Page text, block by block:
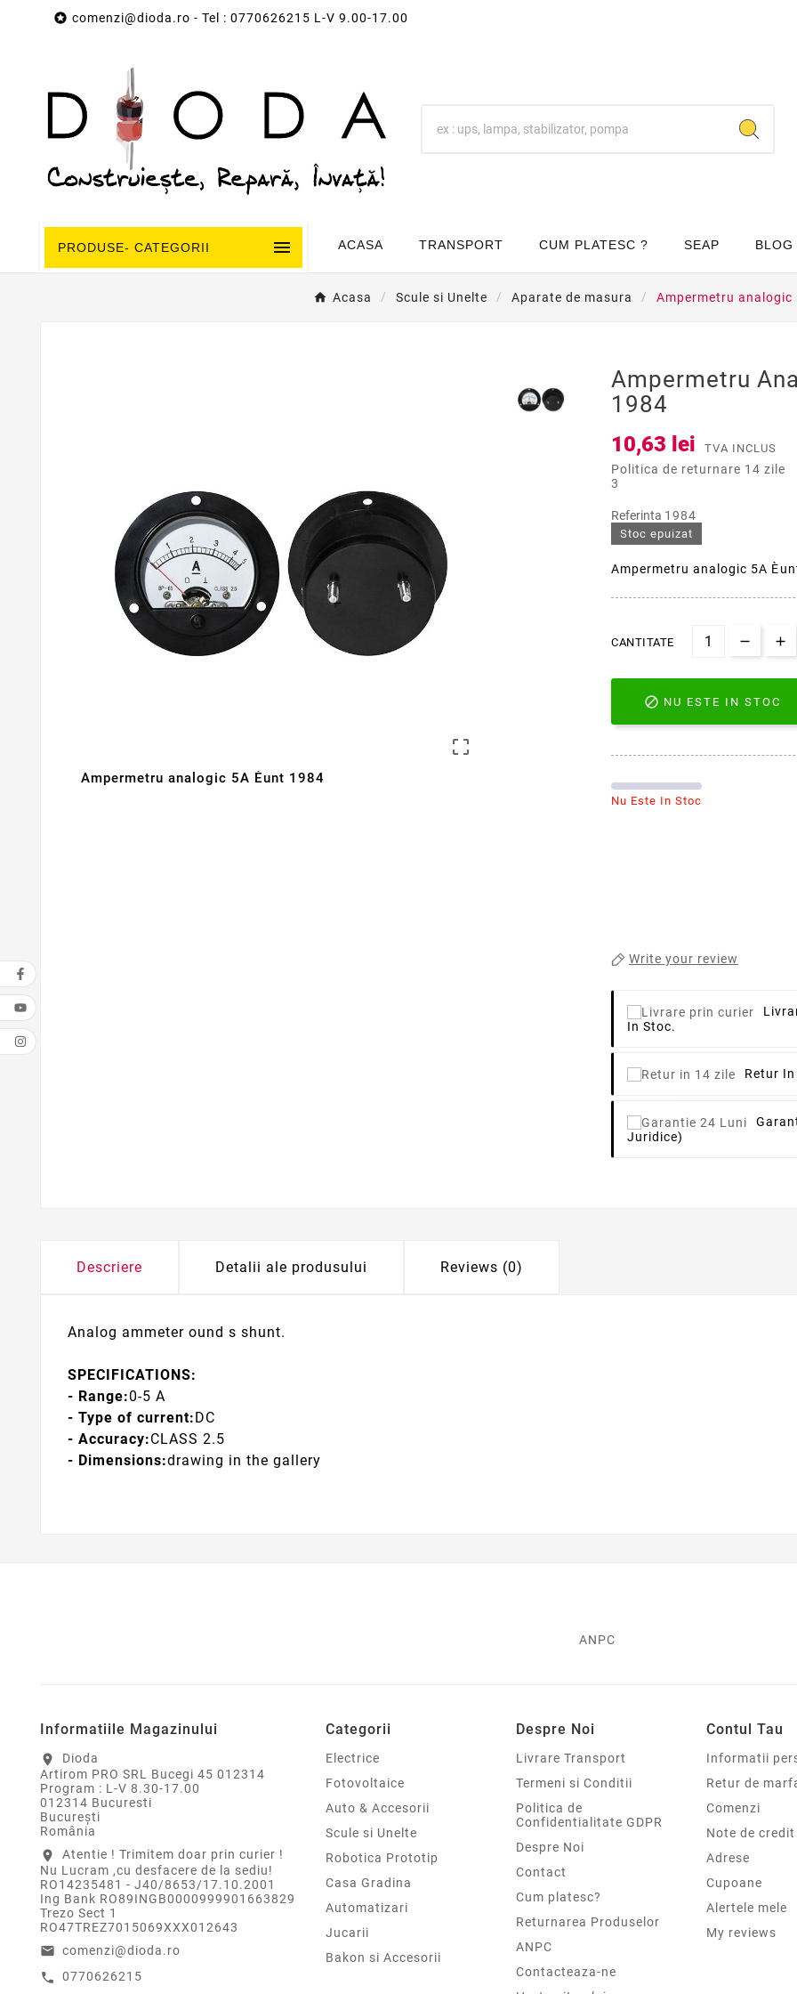
 comenzi@dioda.ro - Tel : 0770626215 L-V 9.00-17.00
PRODUSE- CATEGORII  ACASA TRANSPORT CUM PLATESC ? SEAP BLOG
Acasa Scule si Unelte Aparate de masura Ampermetru analogic

Ampermetru analogic 5A Èunt 1984
Ampermetru
1984
10,63 lei TVA INCLUS
Politica de returnare 14 zile
3
Referinta 1984
Stoc epuizat
Ampermetru analogic 5A
CANTITATE
 NU ESTE IN STOC
Nu Este In Stoc
Write your review
In Stoc.
Retur
Juridice)
Descriere Detalii ale produsului Reviews (0)
Analog ammeter ound s shunt.
SPECIFICATIONS:
- Range:0-5 A
- Type of current: DC
- Accuracy:CLASS 2.5
- Dimensions:drawing in the gallery
ANPC
Informatiile Magazinului
location_on
Dioda
Artirom PRO SRL Bucegi 45 012314
Program : L-V 8.30-17.00
012314 Bucuresti
Bucureşti
România
location_on
Atentie ! Trimitem doar prin curier !
Nu Lucram ,cu desfacere de la sediu!
RO14235481 - J40/8653/17.10.2001
Ing Bank RO89INGB0000999901663829
Trezo Sect 1
RO47TREZ7015069XXX012643
email comenzi@dioda.ro
call 0770626215
Categorii
Electrice
Fotovoltaice
Auto & Accesorii
Scule si Unelte
Robotica Prototip
Casa Gradina
Automatizari
Jucarii
Bakon si Accesorii
Despre Noi
Livrare Transport
Termeni si Conditii
Politica de
Confidentialitate GDPR
Despre Noi
Contact
Cum platesc?
Returnarea Produselor
ANPC
Contacteaza-ne
Contul Tau
Informatii
Retur de
Comenzi
Note de credit
Adrese
Cupoane
Alertele mele
My reviews